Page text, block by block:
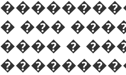
� ���
���� �